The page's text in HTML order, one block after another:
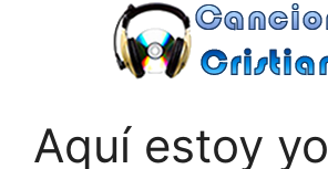
Aquí estoy yo